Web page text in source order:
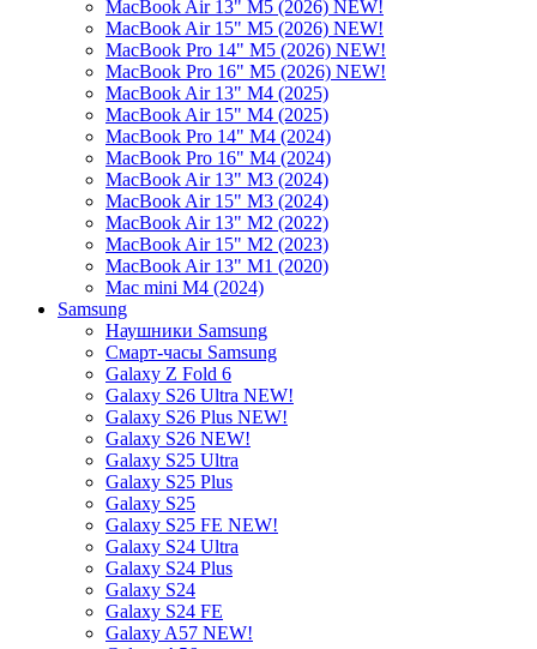
MacBook Air 13" M5 (2026) NEW!
MacBook Air 15" M5 (2026) NEW!
MacBook Pro 14" M5 (2026) NEW!
MacBook Pro 16" M5 (2026) NEW!
MacBook Air 13" M4 (2025)
MacBook Air 15" M4 (2025)
MacBook Pro 14" M4 (2024)
MacBook Pro 16" M4 (2024)
MacBook Air 13" M3 (2024)
MacBook Air 15" M3 (2024)
MacBook Air 13" M2 (2022)
MacBook Air 15" M2 (2023)
MacBook Air 13" M1 (2020)
Mac mini M4 (2024)
Samsung
Наушники Samsung
Смарт-часы Samsung
Galaxy Z Fold 6
Galaxy S26 Ultra NEW!
Galaxy S26 Plus NEW!
Galaxy S26 NEW!
Galaxy S25 Ultra
Galaxy S25 Plus
Galaxy S25
Galaxy S25 FE NEW!
Galaxy S24 Ultra
Galaxy S24 Plus
Galaxy S24
Galaxy S24 FE
Galaxy A57 NEW!